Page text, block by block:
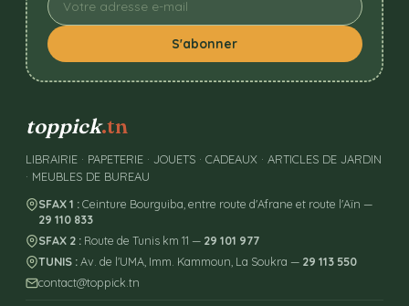
S'abonner
toppick.tn
LIBRAIRIE · PAPETERIE · JOUETS · CADEAUX · ARTICLES DE JARDIN
· MEUBLES DE BUREAU
SFAX 1 : Ceinture Bourguiba, entre route d'Afrane et route l'Aïn —
29 110 833
SFAX 2 : Route de Tunis km 11 — 29 101 977
TUNIS : Av. de l'UMA, Imm. Kammoun, La Soukra — 29 113 550
contact@toppick.tn